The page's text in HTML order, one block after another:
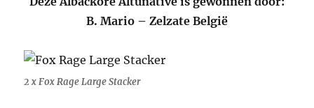
B. Mario – Zelzate België
2 x Fox Rage Large Stacker